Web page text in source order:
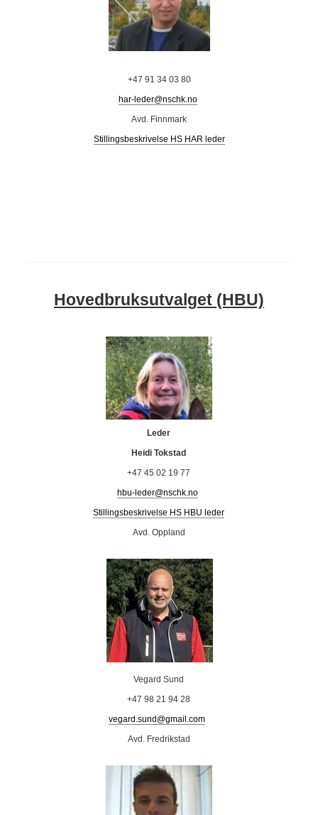
+47 91 34 03 80
har-leder@nschk.no
Avd. Finnmark
Stillingsbeskrivelse HS HAR leder
Hovedbruksutvalget (HBU)
Leder
Heidi Tokstad
+47 45 02 19 77
hbu-leder@nschk.no
Stillingsbeskrivelse HS HBU leder
Avd. Oppland
Vegard Sund
+47 98 21 94 28
vegard.sund@gmail.com
Avd. Fredrikstad